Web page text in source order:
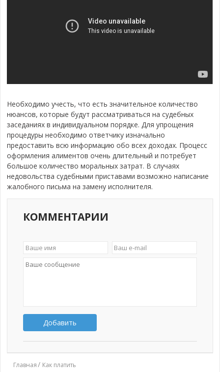
Необходимо учесть, что есть значительное количество
нюансов, которые будут рассматриваться на судебных
заседаниях в индивидуальном порядке. Для упрощения
процедуры необходимо ответчику изначально
предоставить всю информацию обо всех доходах. Процесс
оформления алиментов очень длительный и потребует
большое количество моральных затрат. В случаях
недовольства судебными приставами возможно написание
жалобного письма на замену исполнителя.
КОММЕНТАРИИ
Добавить
Главная Как платить